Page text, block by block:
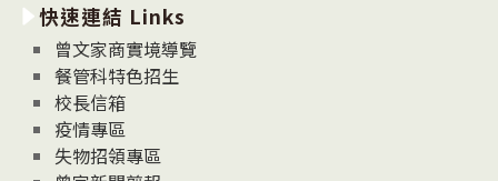
消
息
News
快速連結 Links
曾文家商實境導覽
餐管科特色招生
校長信箱
疫情專區
失物招領專區